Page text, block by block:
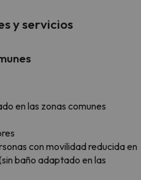
y servicios
en las zonas comunes
con movilidad reducida en
baño adaptado en las